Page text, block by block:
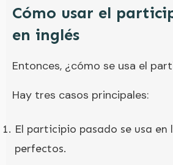
Cómo usar el
en inglés
Entonces, ¿cómo se usa el
Hay tres casos principales:
El participio pasado se usa en
perfectos.